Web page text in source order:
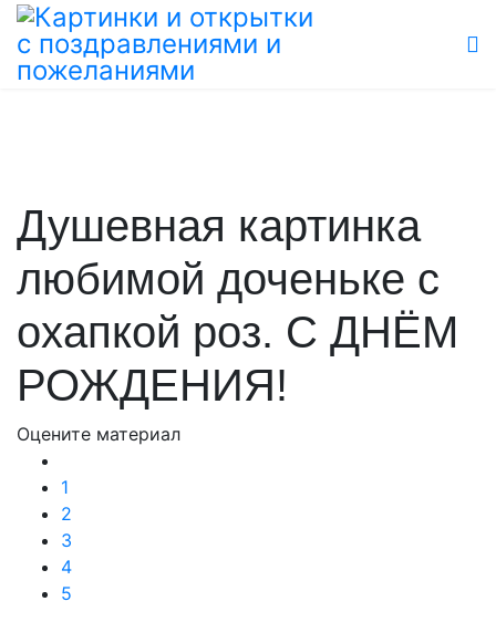
Душевная картинка
любимой доченьке с
охапкой роз. С ДНЁМ
РОЖДЕНИЯ!
Оцените материал
1
2
3
4
5